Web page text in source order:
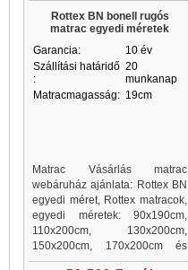
Rottex BN bonell rugós
matrac egyedi méretek
Garancia:
10 év
Szállítási határidő
:
20
munkanap
Matracmagasság: 19cm
Matrac Vásárlás matrac
webáruház ajánlata: Rottex BN
egyedi méret, Rottex matracok,
egyedi méretek: 90x190cm,
110x200cm, 130x200cm,
150x200cm, 170x200cm és
egyéb egyedi méretek. Bonell